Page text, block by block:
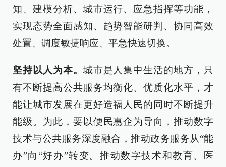
知、建模分析、城市运行、应急指挥等功能，
实现态势全面感知、趋势智能研判、协同高效
处置、调度敏捷响应、平急快速切换。
坚持以人为本。 城市是人集中生活的地方，只
有不断提高公共服务均衡化、优质化水平，才
能让城市发展在更好造福人民的同时不断提升
能级。为此，要以便民惠企为导向，推动数字
技术与公共服务深度融合，推动政务服务从“能
办”向“好办”转变。推动数字技术和教育、医